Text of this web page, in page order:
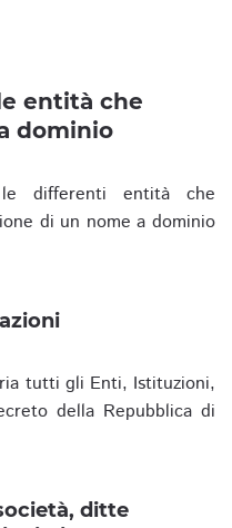
entità che
dominio
le differenti entità che
di un nome a dominio
tutti gli Enti, Istituzioni,
della Repubblica di
ditte